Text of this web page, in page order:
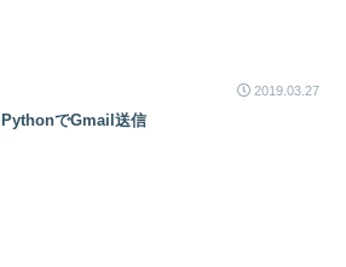
2019.03.27
PythonでGmail送信